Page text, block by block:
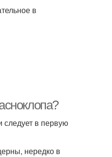
в
следует в первую
нередко в